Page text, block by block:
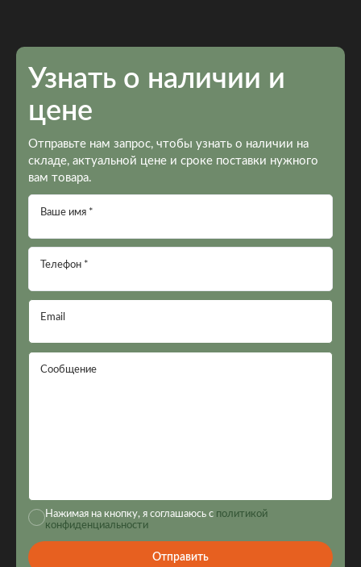
Узнать о наличии и
цене
Отправьте нам запрос, чтобы узнать о наличии на
складе, актуальной цене и сроке поставки нужного
вам товара.
Ваше имя *
Телефон *
Email
Сообщение
Нажимая на кнопку, я соглашаюсь с политикой
конфиденциальности
Отправить